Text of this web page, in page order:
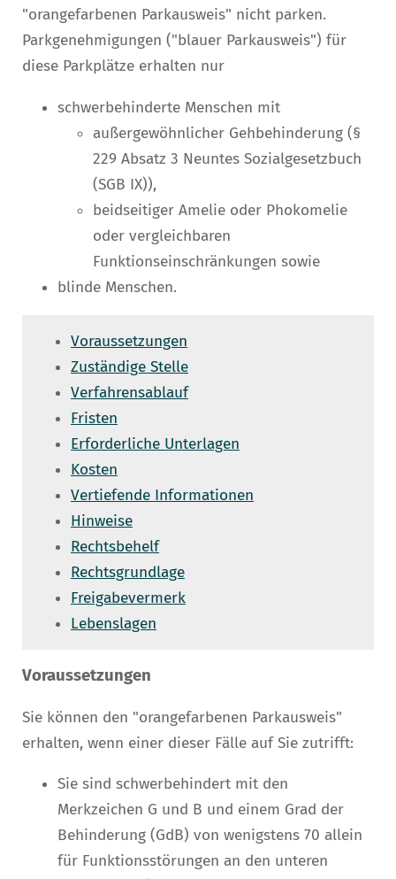
"orangefarbenen Parkausweis" nicht parken.
Parkgenehmigungen ("blauer Parkausweis") für
diese Parkplätze erhalten nur
schwerbehinderte Menschen mit
außergewöhnlicher Gehbehinderung (§
229 Absatz 3 Neuntes Sozialgesetzbuch
(SGB IX)),
beidseitiger Amelie oder Phokomelie
oder vergleichbaren
Funktionseinschränkungen sowie
blinde Menschen.
Voraussetzungen
Zuständige Stelle
Verfahrensablauf
Fristen
Erforderliche Unterlagen
Kosten
Vertiefende Informationen
Hinweise
Rechtsbehelf
Rechtsgrundlage
Freigabevermerk
Lebenslagen
Voraussetzungen
Sie können den "orangefarbenen Parkausweis"
erhalten, wenn einer dieser Fälle auf Sie zutrifft:
Sie sind schwerbehindert mit den
Merkzeichen G und B und einem Grad der
Behinderung (GdB) von wenigstens 70 allein
für Funktionsstörungen an den unteren